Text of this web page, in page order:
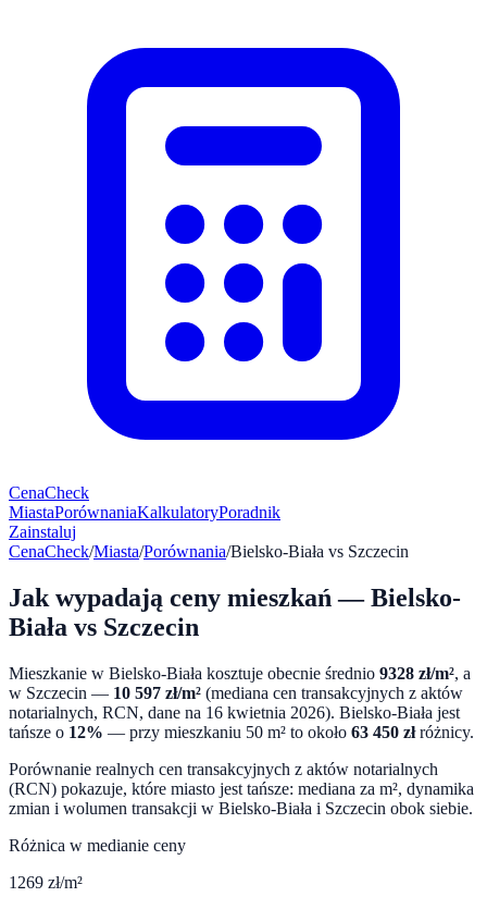
CenaCheck
MiastaPorównaniaKalkulatoryPoradnik
Zainstaluj
CenaCheck/Miasta/Porównania/Bielsko-Biała vs Szczecin
Jak wypadają ceny mieszkań —Bielsko-
Biała vs Szczecin
Mieszkanie w Bielsko-Biała kosztuje obecnie średnio 9328 zł/m², a
w Szczecin — 10 597 zł/m² (mediana cen transakcyjnych z aktów
notarialnych, RCN, dane na 16 kwietnia 2026). Bielsko-Biała jest
tańsze o 12% — przy mieszkaniu 50 m² to około 63 450 złróżnicy.
Porównanie realnych cen transakcyjnych z aktów notarialnych
(RCN) pokazuje, które miasto jest tańsze: mediana za m², dynamika
zmian i wolumen transakcji w Bielsko-Biała i Szczecin obok siebie.
Różnica w medianie ceny
1269 zł/m²